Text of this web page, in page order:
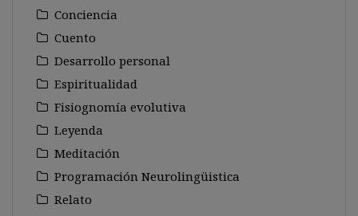
Conciencia
Cuento
Desarrollo personal
Espiritualidad
Fisiognomía evolutiva
Leyenda
Meditación
Programación Neurolingüistica
Relato